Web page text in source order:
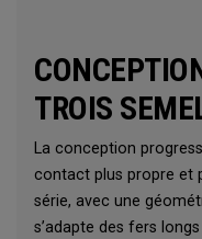
TROIS
La conception
contact plus propre et
série, avec une
s’adapte des fers